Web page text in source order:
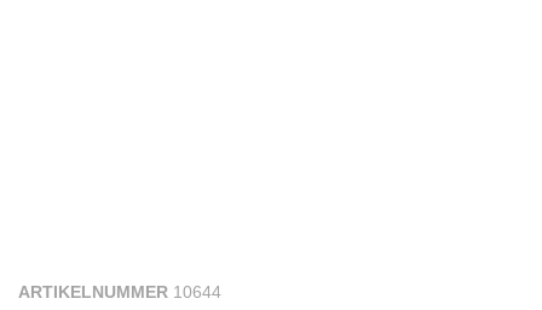
ARTIKELNUMMER 10644